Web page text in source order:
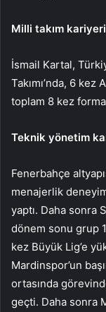
Milli takım kariyeri
İsmail Kartal,
Takımı’nda, 6 kez
toplam 8 kez
Teknik yönetim
Fenerbahçe
menajerlik
yaptı. Daha sonra
dönem sonu grup
kez Büyük Lig’e
Mardinspor’un
ortasında
geçti. Daha sonra